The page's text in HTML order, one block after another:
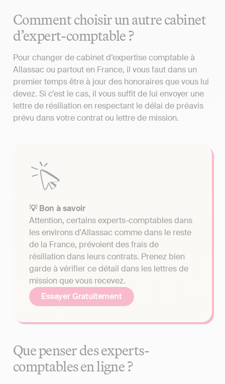
Comment choisir un autre cabinet
d’expert-comptable ?
Pour changer de cabinet d’expertise comptable à
Allassac ou partout en France, il vous faut dans un
premier temps être à jour des honoraires que vous lui
devez. Si c’est le cas, il vous suffit de lui envoyer une
lettre de résiliation en respectant le délai de préavis
prévu dans votre contrat ou lettre de mission.
💡 Bon à savoir
Attention, certains experts-comptables dans
les environs d'Allassac comme dans le reste
de la France, prévoient des frais de
résiliation dans leurs contrats. Prenez bien
garde à vérifier ce détail dans les lettres de
mission que vous recevez.
Essayer Gratuitement
Que penser des experts-
comptables en ligne ?